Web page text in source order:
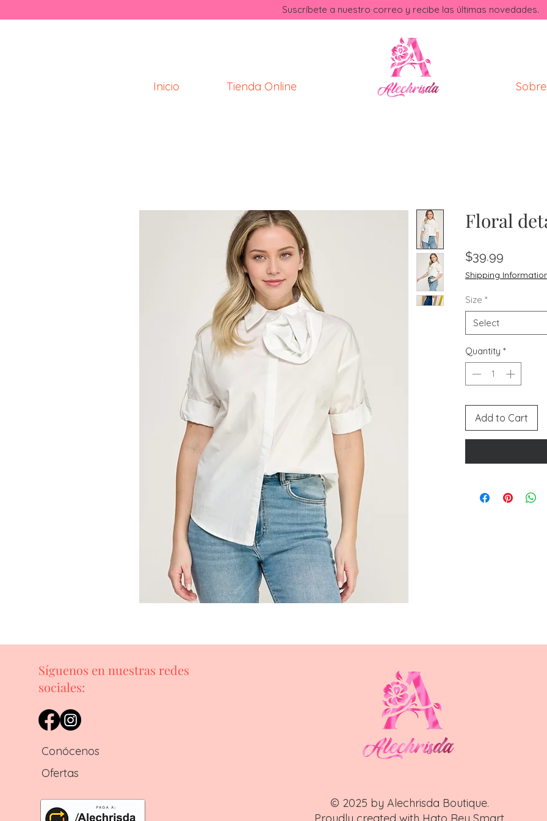
Suscríbete a nuestro correo y recibe las últimas novedades.​
Inicio Tienda Online
Floral
$39.99
Shipping
Size *
Select
Quantity *
Add to Cart
Síguenos en nuestras redes
sociales:
Conócenos
Ofertas
© 2025 by Alechrisda Boutique.
Proudly created with Hato Rey Smart